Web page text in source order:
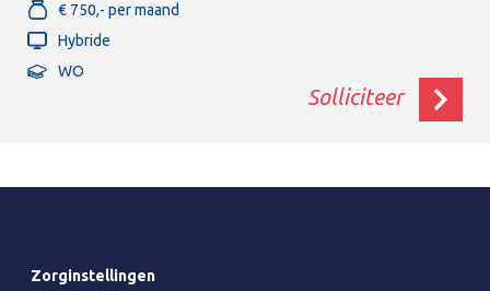
€ 750,- per maand
Hybride
WO
Solliciteer
Zorginstellingen